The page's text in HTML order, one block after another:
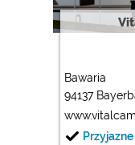
Bawaria
94137